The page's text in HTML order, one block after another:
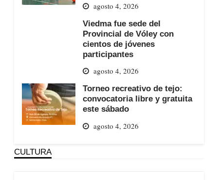
agosto 4, 2026
Viedma fue sede del
Provincial de Vóley con
cientos de jóvenes
participantes
agosto 4, 2026
Torneo recreativo de tejo:
convocatoria libre y gratuita
este sábado
agosto 4, 2026
CULTURA